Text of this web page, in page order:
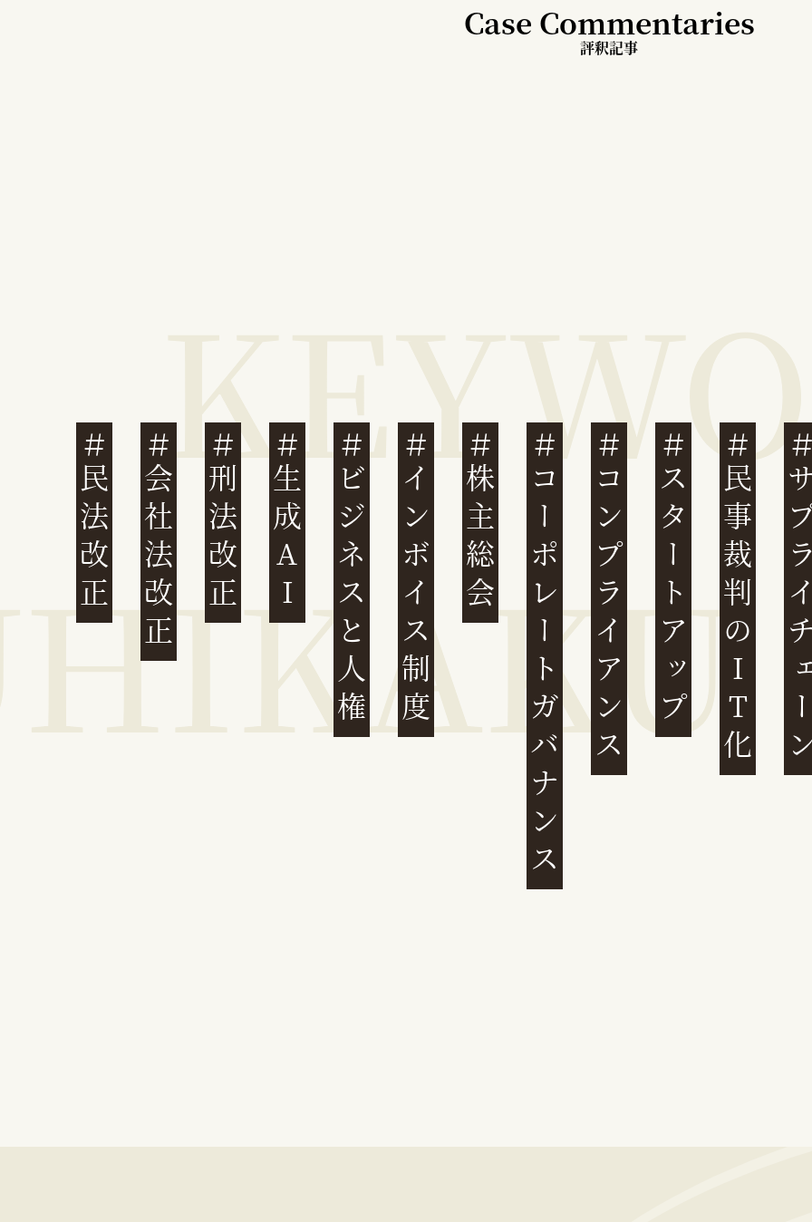
Case Commentaries
評釈記事
民法改正 会社法改正 刑法改正 生成AI ビジネスと人権インボイス制度 株主総会 コーポレートガバナンスコンプライアンススタートアップ民事裁判のIT化サプラ